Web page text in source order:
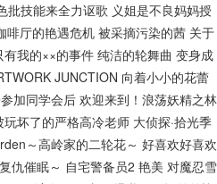
批技能来全力讴歌 义姐是不良妈妈授
啡厅的艳遇危机 被采摘污染的茜 关于
我的××的事件 纯洁的轮舞曲 变身成
JUNCTION 向着小小的花蕾
加同学会后 欢迎来到！浪荡妖精之林
玩坏了的严格高冷老师 大侦探·拾光季
～高岭家的二轮花～ 好喜欢好喜欢
仇催眠～ 自宅警备员2 艳美 对魔忍雪